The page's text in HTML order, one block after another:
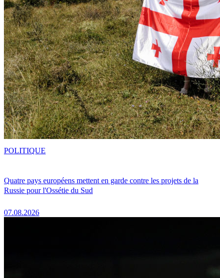
Quatre pays européens mettent en garde contre les projets de la
Russie pour l'Ossétie du Sud
07.08.2026
POLITIQUE